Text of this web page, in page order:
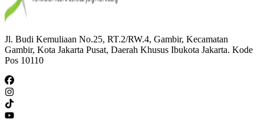
Jl. Budi Kemuliaan No.25, RT.2/RW.4, Gambir, Kecamatan
Gambir, Kota Jakarta Pusat, Daerah Khusus Ibukota Jakarta. Kode
Pos 10110